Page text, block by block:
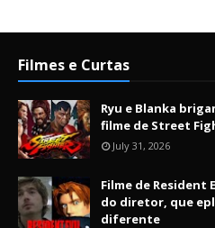
Filmes e Curtas
Ryu e Blanka
filme de Street
July 31, 2026
Filme de
do diretor, que
diferente